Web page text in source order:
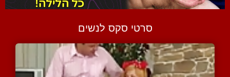
סרטי סקס לנשים